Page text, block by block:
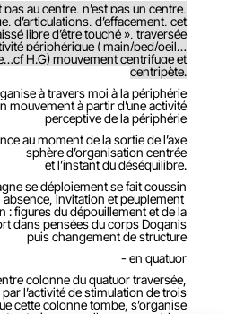
au centre, n’est pas un centre,
d’articulations, d’effacement, cet
libre d’être touché », traversée
périphérique ( main/ped/oeil…
H.G) mouvement centrifuge et
centripète.
à travers moi à la périphérie
mouvement à partir d’une activité
perceptive de la périphérie
au moment de la sortie de l’axe
sphère d’organisation centrée
et l’instant du déséquilibre.
se déploiement se fait coussin
invitation et peuplement
: figures du dépouillement et de la
dans pensées du corps Doganis
puis changement de structure
- en quatuor
colonne du quatuor traversée,
l’activité de stimulation de trois
cette colonne tombe, s’organise